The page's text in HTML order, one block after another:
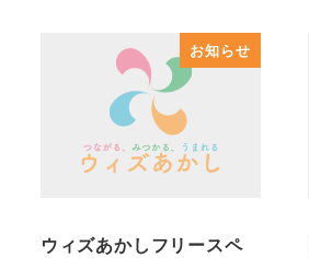
お知らせ
ウィズあかしフリースペ